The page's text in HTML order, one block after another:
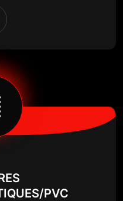
PVC